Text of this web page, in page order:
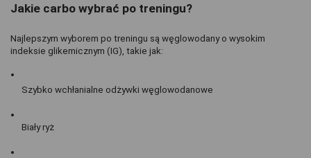
Jakie carbo wybrać po treningu?
Najlepszym wyborem po treningu są węglowodany o wysokim
indeksie glikemicznym (IG), takie jak:
Szybko wchłanialne odżywki węglowodanowe
Biały ryż